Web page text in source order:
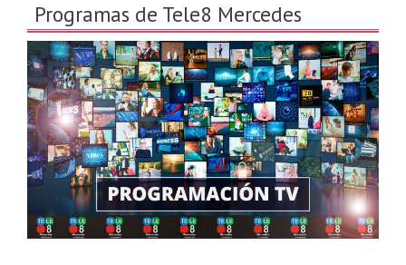
Programas de Tele8 Mercedes